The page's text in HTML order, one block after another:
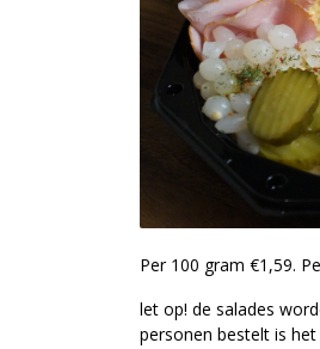
Per 100 gram €1,59.
let op! de salades
personen bestelt is